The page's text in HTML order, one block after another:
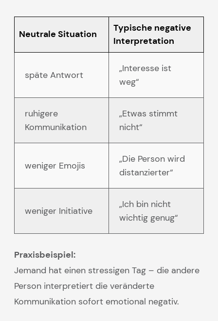
Neutrale Situation
Typische negative
Interpretation
späte Antwort
„Interesse ist
weg“
ruhigere
Kommunikation
„Etwas stimmt
nicht“
weniger Emojis
„Die Person wird
distanzierter“
weniger Initiative
„Ich bin nicht
wichtig genug“
Praxisbeispiel:
Jemand hat einen stressigen Tag – die andere
Person interpretiert die veränderte
Kommunikation sofort emotional negativ.